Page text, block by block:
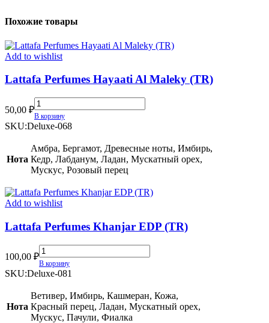
Похожие товары
Add to wishlist
Lattafa Perfumes Hayaati Al Maleky (TR)
50,00 ₽
Lattafa
Perfumes
Hayaati
Maleky
(TR)
quantity
В корзину
SKU:Deluxe-068
Нота
Амбра, Бергамот, Древесные ноты, Имбирь,
Кедр, Лабданум, Ладан, Мускатный орех,
Мускус, Розовый перец
Add to wishlist
Lattafa Perfumes Khanjar EDP (TR)
100,00 ₽
Lattafa
Perfumes
Khanjar
(TR)
quantity
В корзину
SKU:Deluxe-081
Нота
Ветивер, Имбирь, Кашмеран, Кожа,
Красный перец, Ладан, Мускатный орех,
Мускус, Пачули, Фиалка